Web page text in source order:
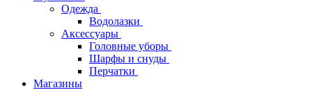
Одежда
Водолазки
Аксессуары
Головные уборы
Шарфы и снуды
Перчатки
Магазины